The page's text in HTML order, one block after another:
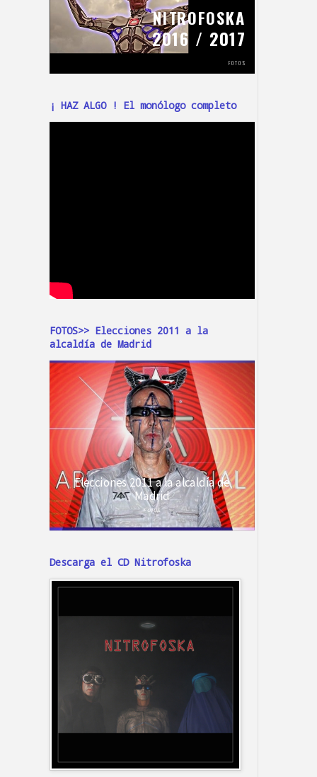
¡ HAZ ALGO ! El monólogo completo
FOTOS>> Elecciones 2011 a la
alcaldía de Madrid
Descarga el CD Nitrofoska